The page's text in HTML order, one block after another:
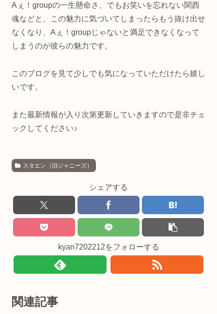
Aぇ！groupの一生懸命さ、でもお笑いを忘れない関西
魂などと、この魅力に気づいてしまったらもう抜け出せ
なくなり、Aぇ！groupじゃないと満足できなくなって
しまうのが彼らの魅力です。
このブログを見て少しでも気になっていただけたら嬉し
いです。
また最新情報が入り次第更新していきますので是非チェ
ックしてください♪
スタエン（旧ジャニーズ）
シェアする
kyan7202212をフォローする
関連記事